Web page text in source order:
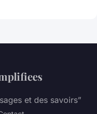
et des savoirs”